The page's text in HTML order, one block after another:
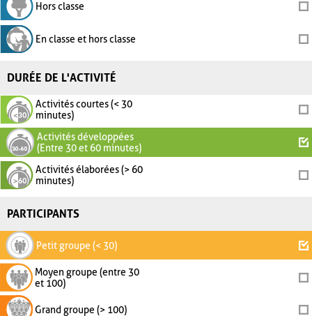
Hors classe
En classe et hors classe
DURÉE DE L'ACTIVITÉ
Activités courtes (< 30
minutes)
Activités développées
(Entre 30 et 60 minutes)
Activités élaborées (> 60
minutes)
PARTICIPANTS
Petit groupe (< 30)
Moyen groupe (entre 30
et 100)
Grand groupe (> 100)